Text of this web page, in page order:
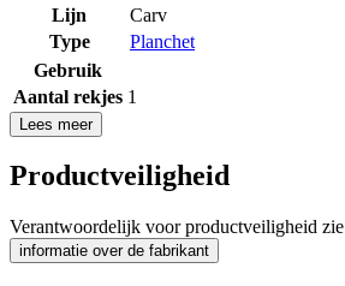
Lijn
Carv
Type
Planchet
Gebruik
Aantal rekjes 1
Lees meer
Productveiligheid
Verantwoordelijk voor productveiligheid zie
informatie over de fabrikant